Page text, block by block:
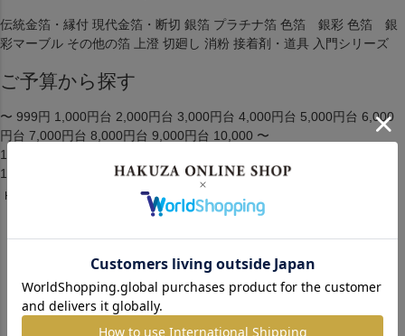
伝統金箔・縁付 現代金箔・断切 銀箔 プラチナ箔 色箔 銀彩 色箔 銀
彩マーブル その他の箔 上澄 切廻し 消粉 接着剤・道具 入門シリーズ
ご予算から探す
〜 999円 1,000円台 2,000円台 3,000円台 4,000円台 5,000円台 6,000
円台 7,000円台 8,000円台 9,000円台 10,000 〜
14,999円
19,999円
20,000円台 30,000円台 40,000円台 50,000円 ～
HOME 手提げ袋
価格が安い順 価格が高い順 新着順 3